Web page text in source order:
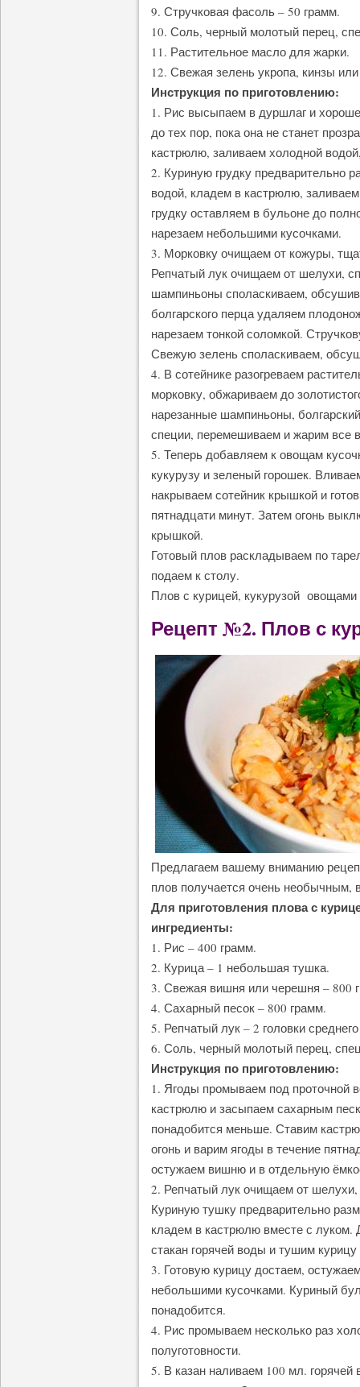
9. Стручковая фасоль – 50 грамм.
10. Соль, черный молотый перец,
11. Растительное масло для жарки.
12. Свежая зелень укропа, кинзы
Инструкция по приготовлению:
1. Рис высыпаем в дуршлаг и
до тех пор, пока она не станет
кастрюлю, заливаем холодной
2. Куриную грудку предварительно
водой, кладем в кастрюлю,
грудку оставляем в бульоне до
нарезаем небольшими кусочками.
3. Морковку очищаем от кожуры,
Репчатый лук очищаем от шелухи,
шампиньоны споласкиваем,
болгарского перца удаляем
нарезаем тонкой соломкой.
Свежую зелень споласкиваем,
4. В сотейнике разогреваем
морковку, обжариваем до
нарезанные шампиньоны,
специи, перемешиваем и жарим все
5. Теперь добавляем к овощам
кукурузу и зеленый горошек.
накрываем сотейник крышкой и
пятнадцати минут. Затем огонь
крышкой.
Готовый плов раскладываем по
подаем к столу.
Плов с курицей, кукурузой овощами
Рецепт №2. Плов с
Предлагаем вашему вниманию
плов получается очень необычным,
Для приготовления плова с
ингредиенты:
1. Рис – 400 грамм.
2. Курица – 1 небольшая тушка.
3. Свежая вишня или черешня – 800
4. Сахарный песок – 800 грамм.
5. Репчатый лук – 2 головки
6. Соль, черный молотый перец,
Инструкция по приготовлению:
1. Ягоды промываем под проточной
кастрюлю и засыпаем сахарным
понадобится меньше. Ставим
огонь и варим ягоды в течение
остужаем вишню и в отдельную
2. Репчатый лук очищаем от
Куриную тушку предварительно
кладем в кастрюлю вместе с луком.
стакан горячей воды и тушим курицу
3. Готовую курицу достаем,
небольшими кусочками. Куриный
понадобится.
4. Рис промываем несколько раз
полуготовности.
5. В казан наливаем 100 мл.